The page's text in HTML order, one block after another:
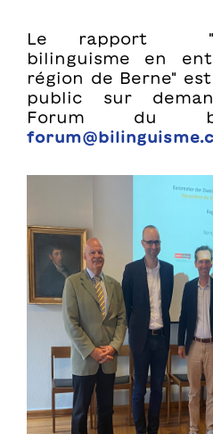
Le rapport
bilinguisme en
région de Berne"
public sur
Forum du